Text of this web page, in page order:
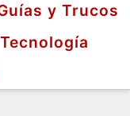
y Trucos
Tecnología